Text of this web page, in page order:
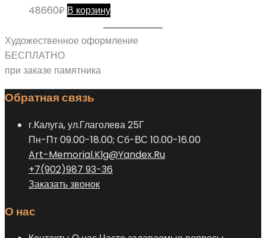
48660₽ В корзину
Художественное оформление
БЕСПЛАТНО
при заказе памятника
Обратная связь
г.Калуга, ул.Глаголева 25Г
Пн-Пт 09.00-18.00; Сб-ВС 10.00-16.00
Art-Memorial.Klg@Yandex.Ru
+7(902)987 93-36
Заказать звонок
О нас